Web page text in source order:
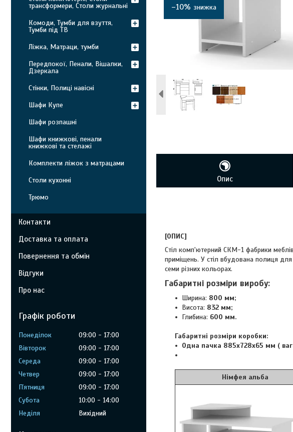
–10%
Опис
[ОПИС]
Стіл комп'ютерний СКМ-1 фабрики
приміщень. У стіл вбудована полиця
семи різних кольорах.
Габаритні розміри виробу:
Ширина: 800 мм;
Висота: 832 мм;
Глибина: 600 мм.
Габаритні розміри коробки:
Одна пачка 885х728х65 мм (
Німфея альба
трансформери, Столи журнальні
Комоди, Тумби для взуття,
Тумби під ТВ
Ліжка, Матраци, тумби
Передпокої, Пенали, Вішалки,
Дзеркала
Стінки, Полиці навісні
Шафи Купе
Шафи розпашні
Шафи книжкові, пенали
книжкові та стелажі
Комплекти ліжок з матрацами
Столи кухонні
Трюмо
Контакти
Доставка та оплата
Повернення та обмін
Відгуки
Про нас
Графік роботи
Понеділок 09:00
17:00
Вівторок
09:00
17:00
Середа
09:00
17:00
Четвер
09:00
17:00
Пʼятниця
09:00
17:00
Субота
10:00
14:00
Неділя
Вихідний